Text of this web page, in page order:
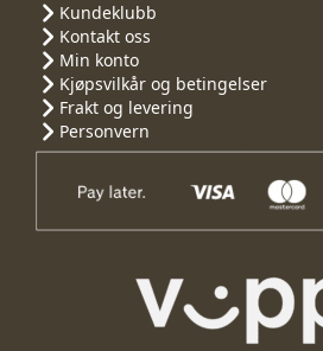
Kundeklubb
Kontakt oss
Min konto
Kjøpsvilkår og betingelser
Frakt og levering
Personvern